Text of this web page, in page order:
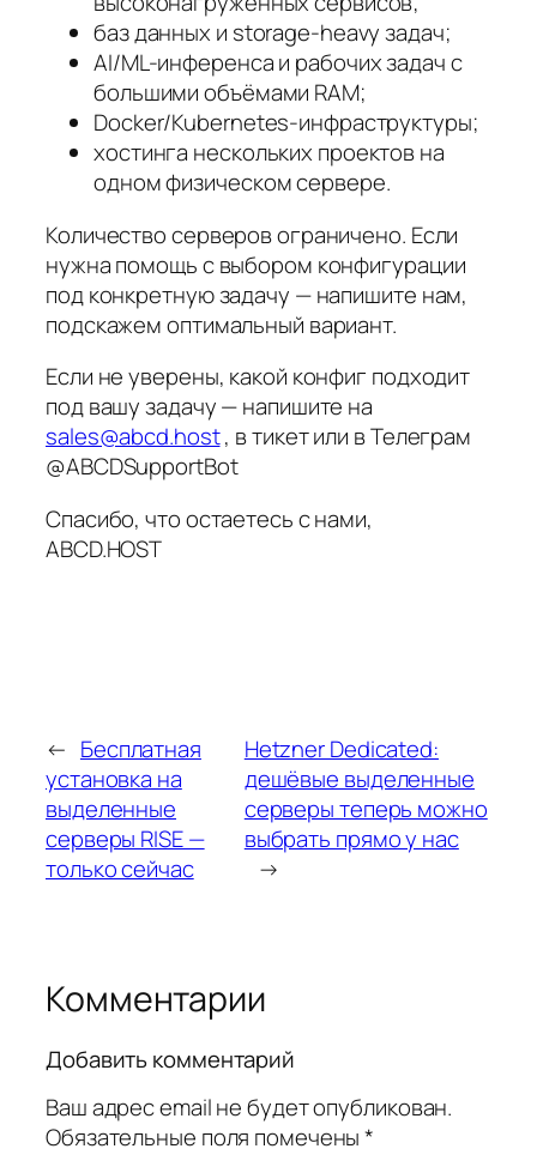
баз данных и storage-heavy задач;
AI/ML-инференса и рабочих задач с
большими объёмами RAM;
Docker/Kubernetes-инфраструктуры;
хостинга нескольких проектов на
одном физическом сервере.
Количество серверов ограничено. Если
нужна помощь с выбором конфигурации
под конкретную задачу — напишите нам,
подскажем оптимальный вариант.
Если не уверены, какой конфиг подходит
под вашу задачу — напишите на
sales@abcd.host, в тикет или в Телеграм
@ABCDSupportBot
Спасибо, что остаетесь с нами,
ABCD.HOST
← Бесплатная
установка на
выделенные
серверы RISE —
только сейчас
Hetzner Dedicated:
дешёвые выделенные
серверы теперь можно
выбрать прямо у нас
→
Комментарии
Добавить комментарий
Ваш адрес email не будет опубликован.
Обязательные поля помечены*